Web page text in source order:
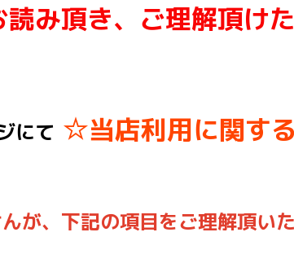
み頂き、ご理解頂け
にて ☆当店利用に関す
が、下記の項目をご理解頂い